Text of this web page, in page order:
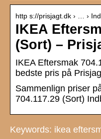
http s://prisjagt.dk › … ›
IKEA
(Sort) –
IKEA Eftersmak
bedste pris på
Sammenlign priser
704.117.29 (Sort)
Keywords: ikea